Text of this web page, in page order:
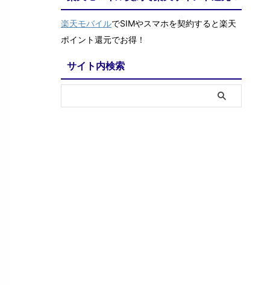
楽天モバイルでSIMやスマホを契約すると楽天
ポイント還元でお得！
サイト内検索